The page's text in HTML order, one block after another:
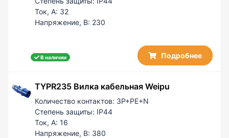
Ток, А: 32
Напряжение, В: 230
В наличии Подробнее
TYPR235 Вилка кабельная Weipu
Количество контактов: 3P+PE+N
Степень защиты: IP44
Ток, А: 16
Напряжение, В: 380